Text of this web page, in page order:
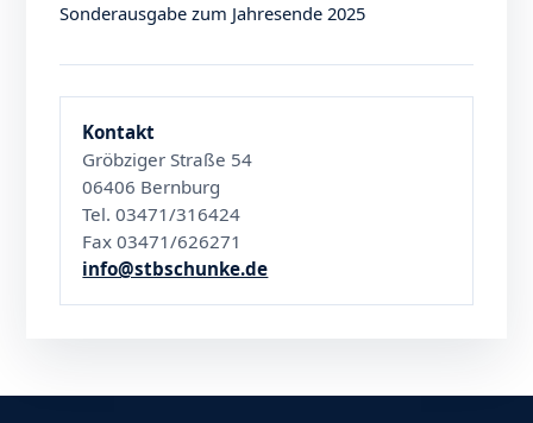
Sonderausgabe zum Jahresende 2025
Kontakt
Gröbziger Straße 54
06406 Bernburg
Tel. 03471/316424
Fax 03471/626271
info@stbschunke.de